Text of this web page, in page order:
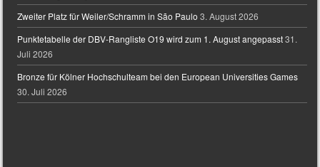
Zweiter Platz für Weiler/Schramm in São Paulo 3. August 2026
Punktetabelle der DBV-Rangliste O19 wird zum 1. August angepasst 31.
Juli 2026
Bronze für Kölner Hochschulteam bei den European Universities Games
30. Juli 2026